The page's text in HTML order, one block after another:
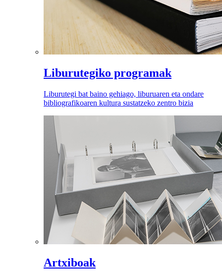
Liburutegiko programak
Liburutegi bat baino gehiago, liburuaren eta ondare
bibliografikoaren kultura sustatzeko zentro bizia
Artxiboak